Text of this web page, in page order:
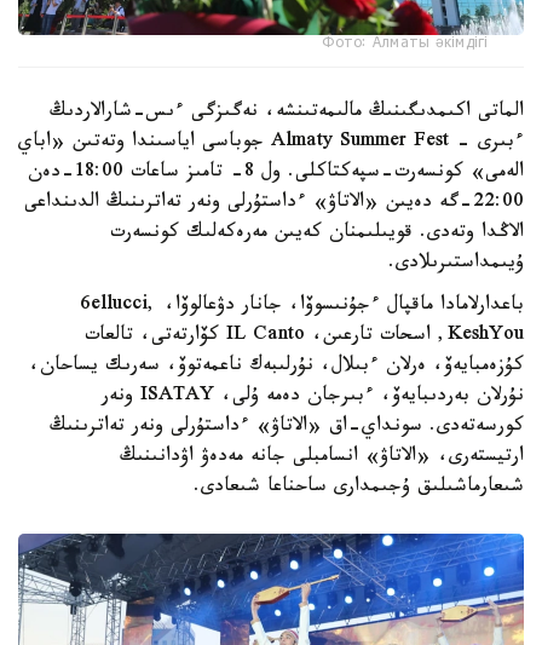
Фото: Алматы әкімдігі
الماتى اكىمدىگىنىڭ مالىمەتىنشە، نەگىزگى ءىس-شارالاردىڭ
ءبىرى - Almaty Summer Fest جوباسى اياسىندا وتەتىن «اباي
الەمى» كونسەرت-سپەكتاكلى. ول 8- تامىز ساعات 18:00-دەن
22:00-گە دەيىن «الاتاۋ» ءداستۇرلى ونەر تەاترىنىڭ الدىنداعى
الاڭدا وتەدى. قويىلىمنان كەيىن مەرەكەلىك كونسەرت
ۇيىمداستىرىلادى.
باعدارلامادا ماقپال ءجۇنىسوۆا، جانار دۋعالوۆا، 6ellucci,
KeshYou, اسحات تارعىن، IL Canto كۆارتەتى، تالعات
كۇزەمبايەۆ، ەرلان ءبىلال، نۇرلىبەك ناعمەتوۆ، سەرىك يساحان،
نۇرلان بەردىبايەۆ، ءبىرجان دەمە ۇلى، ISATAY ونەر
كورسەتەدى. سونداي-اق «الاتاۋ» ءداستۇرلى ونەر تەاترىنىڭ
ارتيستەرى، «الاتاۋ» انسامبلى جانە مەدەۋ اۋدانىنىڭ
شىعارماشىلىق ۇجىمدارى ساحناعا شىعادى.